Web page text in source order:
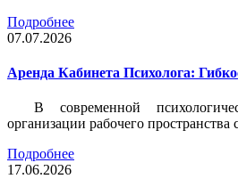
Подробнее
07.07.2026
Аренда Кабинета Психолога:
В современной
организации рабочего пространства
Подробнее
17.06.2026